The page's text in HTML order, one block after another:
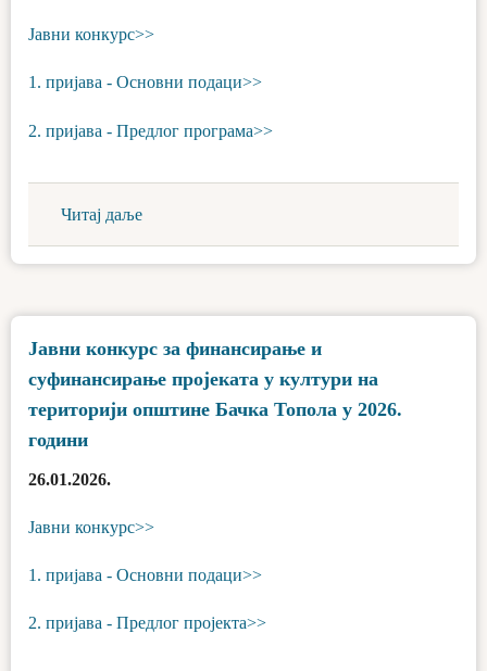
Јавни конкурс>>
1. пријава - Основни подаци>>
2. пријава - Предлог програма>>
Читај даље
Јавни конкурс за финансирање и
суфинансирање пројеката у култури на
територији општине Бачка Топола у 2026.
години
26.01.2026.
Јавни конкурс>>
1. пријава - Основни подаци>>
2. пријава - Предлог пројекта>>